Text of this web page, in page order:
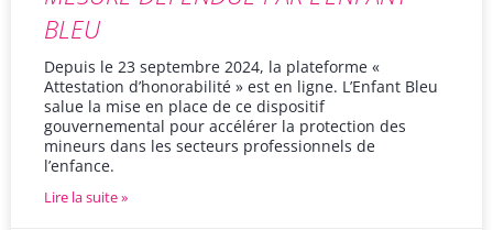
BLEU
Depuis le 23 septembre 2024, la plateforme «
Attestation d’honorabilité » est en ligne. L’Enfant Bleu
salue la mise en place de ce dispositif
gouvernemental pour accélérer la protection des
mineurs dans les secteurs professionnels de
l’enfance.
Lire la suite »